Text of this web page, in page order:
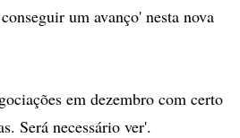
um avanço' nesta nova
em dezembro com certo
Será necessário ver'.